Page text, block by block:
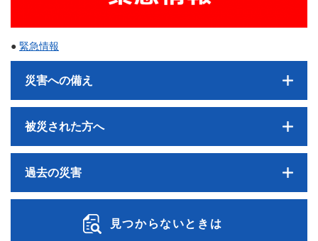
● 緊急情報
災害への備え
被災された方へ
過去の災害
見つからないときは